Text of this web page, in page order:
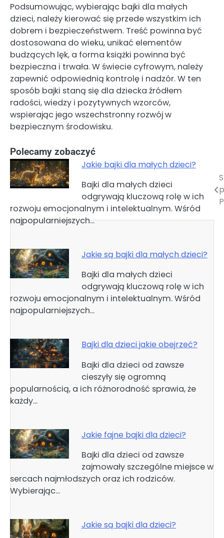
Podsumowując, wybierając bajki dla małych
dzieci, należy kierować się przede wszystkim ich
dobrem i bezpieczeństwem. Treść powinna być
dostosowana do wieku, unikać elementów
budzących lęk, a forma książki powinna być
bezpieczna i trwała. W świecie cyfrowym, należy
zapewnić odpowiednią kontrolę i nadzór. W ten
sposób bajki staną się dla dziecka źródłem
radości, wiedzy i pozytywnych wzorców,
wspierając jego wszechstronny rozwój w
bezpiecznym środowisku.
Polecamy zobaczyć
Jakie bajki dla małych dzieci?
Bajki dla małych dzieci
odgrywają kluczową rolę w ich
rozwoju emocjonalnym i intelektualnym. Wśród
najpopularniejszych…
Jakie są bajki dla małych dzieci?
Bajki dla małych dzieci
odgrywają kluczową rolę w ich
rozwoju emocjonalnym i intelektualnym. Wśród
najpopularniejszych…
Bajki dla dzieci jakie obejrzeć?
Bajki dla dzieci od zawsze
cieszyły się ogromną
popularnością, a ich różnorodność sprawia, że
każdy…
Jakie fajne bajki dla dzieci?
Bajki dla dzieci od zawsze
zajmowały szczególne miejsce w
sercach najmłodszych oraz ich rodziców.
Wybierając…
Jakie są bajki dla dzieci?
Nawigacja